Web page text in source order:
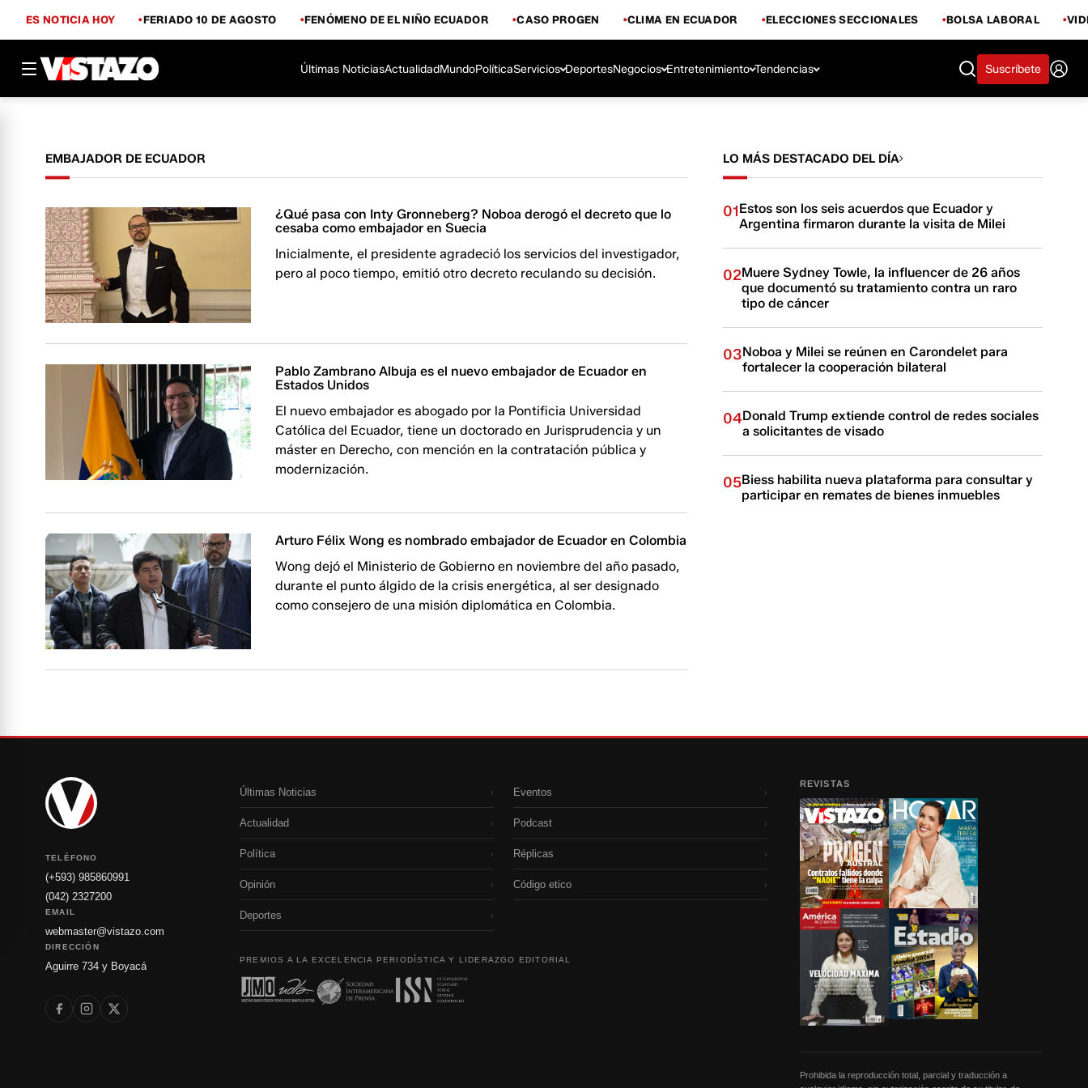
ES NOTICIA HOY FERIADO 10 DE AGOSTO FENÓMENO DE EL NIÑO ECUADOR CASO PROGEN CLIMA EN ECUADOR ELECCIONES SECCIONALES BOLSA LABORAL
Últimas NoticiasActualidadMundoPolíticaServicios DeportesNegocios Entretenimiento Tendencias Suscríbete
EMBAJADOR DE ECUADOR
¿Qué pasa con Inty Gronneberg? Noboa derogó el decreto que lo
cesaba como embajador en Suecia
Inicialmente, el presidente agradeció los servicios del investigador,
pero al poco tiempo, emitió otro decreto reculando su decisión.
Pablo Zambrano Albuja es el nuevo embajador de Ecuador en
Estados Unidos
El nuevo embajador es abogado por la Pontificia Universidad
Católica del Ecuador, tiene un doctorado en Jurisprudencia y un
máster en Derecho, con mención en la contratación pública y
modernización.
Arturo Félix Wong es nombrado embajador de Ecuador en Colombia
Wong dejó el Ministerio de Gobierno en noviembre del año pasado,
durante el punto álgido de la crisis energética, al ser designado
como consejero de una misión diplomática en Colombia.
LO MÁS DESTACADO DEL DÍA
01Estos son los seis acuerdos que Ecuador y
Argentina firmaron durante la visita de Milei
02Muere Sydney Towle, la influencer de 26 años
que documentó su tratamiento contra un raro
tipo de cáncer
03Noboa y Milei se reúnen en Carondelet para
fortalecer la cooperación bilateral
04Donald Trump extiende control de redes sociales
a solicitantes de visado
05Biess habilita nueva plataforma para consultar y
participar en remates de bienes inmuebles
TELÉFONO
(+593) 985860991
(042) 2327200
EMAIL
webmaster@vistazo.com
DIRECCIÓN
Aguirre 734 y Boyacá
Últimas Noticias ›
Actualidad ›
Política ›
Opinión ›
Deportes ›
Eventos ›
Podcast ›
Réplicas ›
Código etico ›
PREMIOS A LA EXCELENCIA PERIODÍSTICA Y LIDERAZGO EDITORIAL
REVISTAS
Prohibida la reproducción total, parcial y traducción a